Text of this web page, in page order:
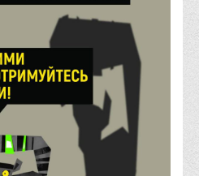
вищої освіти
про захист прав інтелектуальної